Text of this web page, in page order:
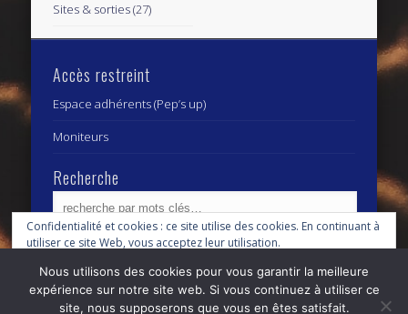
Sites & sorties(27)
Accès restreint
Espace adhérents (Pep’s up)
Moniteurs
Recherche
Archives
Archives
Confidentialité et cookies : ce site utilise des cookies. En continuant à
utiliser ce site Web, vous acceptez leur utilisation.
Pour en savoir plus, notamment sur la façon de contrôler les cookies,
consultez :Politique relative aux cookies
Nous utilisons des cookies pour vous garantir la meilleure
expérience sur notre site web. Si vous continuez à utiliser ce
site, nous supposerons que vous en êtes satisfait.